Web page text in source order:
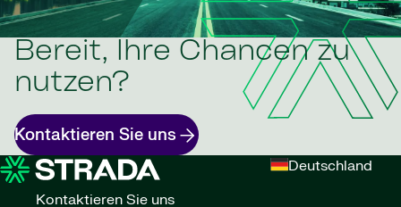
Bereit, Ihre Chancen zu
nutzen?
Kontaktieren Sie uns
Deutschland
Kontaktieren Sie uns